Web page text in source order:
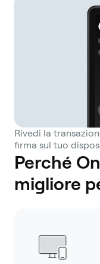
Rivedi la
firma sul tuo
Perché
migliore